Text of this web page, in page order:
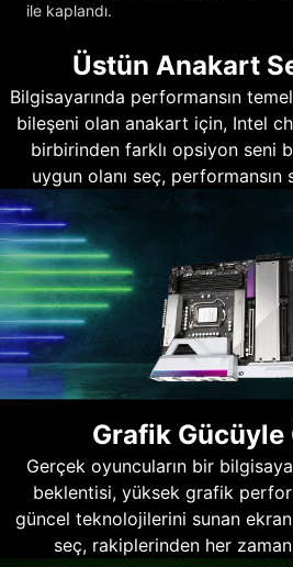
ile kaplandı.
Üstün Anakart
Bilgisayarında performansın
bileşeni olan anakart için, Intel
birbirinden farklı opsiyon seni
uygun olanı seç, performansın
Grafik Gücüyle
Gerçek oyuncuların bir
beklentisi, yüksek grafik
güncel teknolojilerini sunan
seç, rakiplerinden her